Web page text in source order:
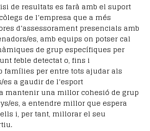
de resultats es farà amb el suport
de l’empresa que a més
d’assessorament presencials amb
es, amb equips on potser cal
de grup específiques per
feble detectat o, fins i
famílies per entre tots ajudar als
a gaudir de l’esport
mantenir una millor cohesió de grup
es, a entendre millor que espera
i, per tant, millorar el seu